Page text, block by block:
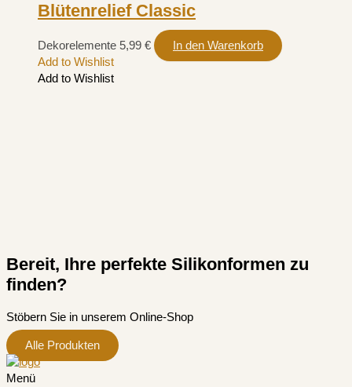
Blütenrelief Classic
Dekorelemente 5,99 €
In den Warenkorb
Add to Wishlist
Add to Wishlist
Bereit, Ihre perfekte Silikonformen zu
finden?
Stöbern Sie in unserem Online-Shop
Alle Produkten
Menü